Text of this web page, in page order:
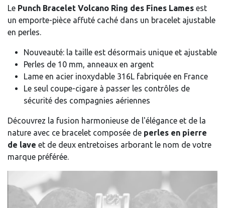
Le Punch Bracelet Volcano Ring des Fines Lames est
un emporte-pièce affuté caché dans un bracelet ajustable
en perles.
Nouveauté: la taille est désormais unique et ajustable
Perles de 10 mm, anneaux en argent
Lame en acier inoxydable 316L fabriquée en France
Le seul coupe-cigare à passer les contrôles de
sécurité des compagnies aériennes
Découvrez la fusion harmonieuse de l'élégance et de la
nature avec ce bracelet composée de perles en pierre
de lave et de deux entretoises arborant le nom de votre
marque préférée.